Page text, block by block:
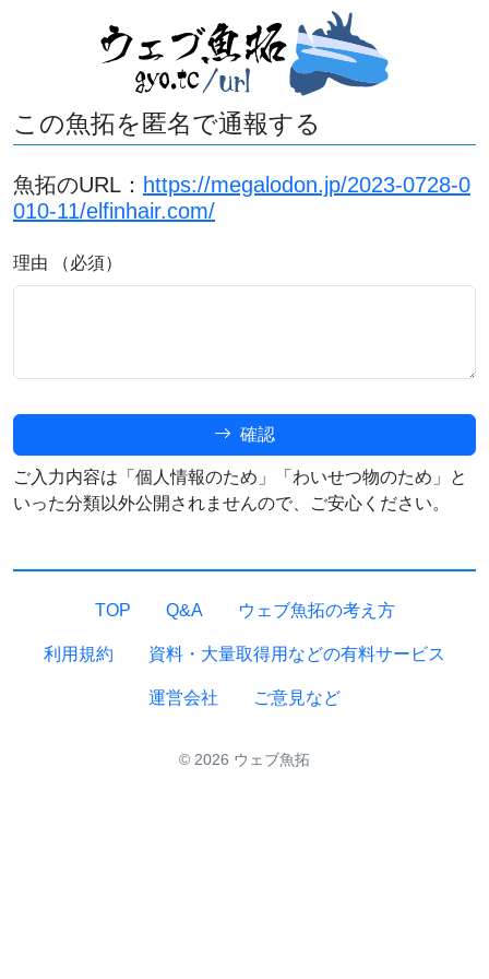
この魚拓を匿名で通報する
魚拓のURL： https://megalodon.jp/2023-0728-0
010-11/elfinhair.com/
理由 （必須）
確認
ご入力内容は「個人情報のため」「わいせつ物のため」と
いった分類以外公開されませんので、ご安心ください。
TOP Q&A ウェブ魚拓の考え方
利用規約 資料・大量取得用などの有料サービス
運営会社 ご意見など
© 2026 ウェブ魚拓